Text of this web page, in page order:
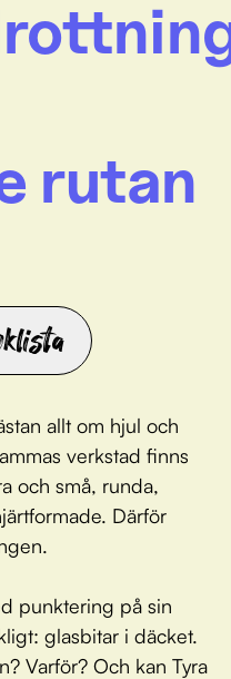
rutan
allt om hjul och
verkstad finns
och små, runda,
Därför
punktering på sin
glasbitar i däcket.
Varför? Och kan Tyra